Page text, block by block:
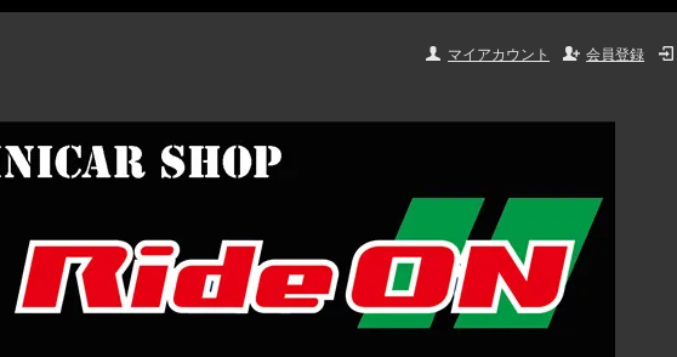
会員登録
マイアカウント